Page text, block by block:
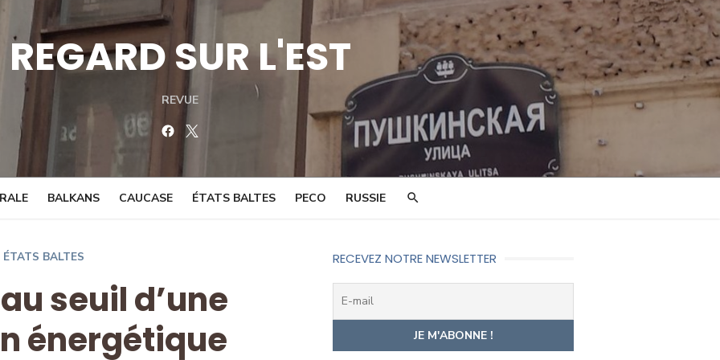
REGARD SUR L'EST
REVUE
Facebook
BALKANS CAUCASE ÉTATS BALTES PECO RUSSIE
ÉTATS BALTES
seuil d’une
énergétique
RECEVEZ NOTRE NEWSLETTER